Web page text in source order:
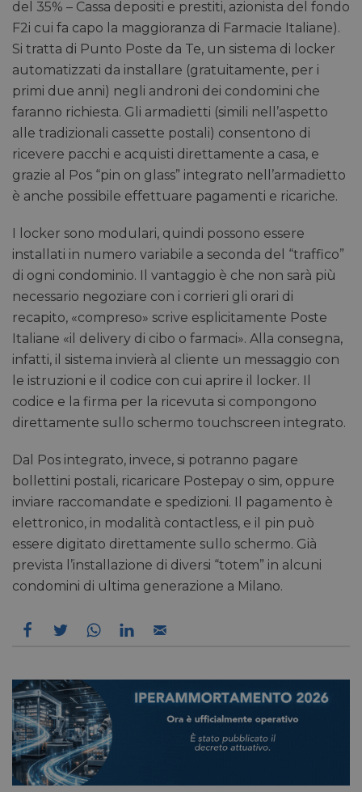
del 35% – Cassa depositi e prestiti, azionista del fondo
F2i cui fa capo la maggioranza di Farmacie Italiane).
Si tratta di Punto Poste da Te, un sistema di locker
automatizzati da installare (gratuitamente, per i
primi due anni) negli androni dei condomini che
faranno richiesta. Gli armadietti (simili nell’aspetto
alle tradizionali cassette postali) consentono di
ricevere pacchi e acquisti direttamente a casa, e
grazie al Pos “pin on glass” integrato nell’armadietto
è anche possibile effettuare pagamenti e ricariche.
I locker sono modulari, quindi possono essere
installati in numero variabile a seconda del “traffico”
di ogni condominio. Il vantaggio è che non sarà più
necessario negoziare con i corrieri gli orari di
recapito, «compreso» scrive esplicitamente Poste
Italiane «il delivery di cibo o farmaci». Alla consegna,
infatti, il sistema invierà al cliente un messaggio con
le istruzioni e il codice con cui aprire il locker. Il
codice e la firma per la ricevuta si compongono
direttamente sullo schermo touchscreen integrato.
Dal Pos integrato, invece, si potranno pagare
bollettini postali, ricaricare Postepay o sim, oppure
inviare raccomandate e spedizioni. Il pagamento è
elettronico, in modalità contactless, e il pin può
essere digitato direttamente sullo schermo. Già
prevista l’installazione di diversi “totem” in alcuni
condomini di ultima generazione a Milano.